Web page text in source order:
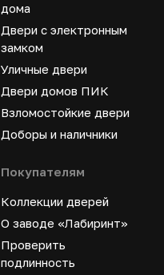
дома
Двери с электронным
замком
Уличные двери
Двери домов ПИК
Взломостойкие двери
Доборы и наличники
Покупателям
Коллекции дверей
О заводе «Лабиринт»
Проверить
подлинность